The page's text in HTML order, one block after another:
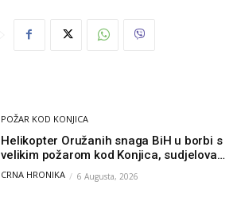
POŽAR KOD KONJICA
Helikopter Oružanih snaga BiH u borbi s
velikim požarom kod Konjica, sudjelovao
i Air Tractor
CRNA HRONIKA 6 Augusta, 2026